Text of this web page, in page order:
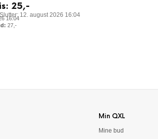
Slutter: 12. august 2026 16:04
25,-
16:04
27 ,-
Min QXL
Mine bud